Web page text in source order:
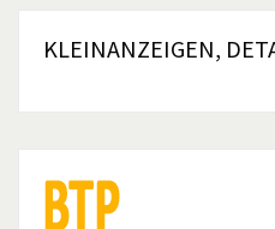
KLEINANZEIGEN,